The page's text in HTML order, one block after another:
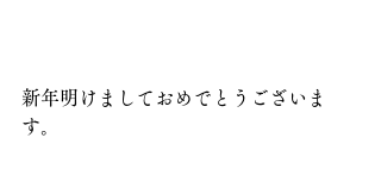
新年明けましておめでとうございま
す。